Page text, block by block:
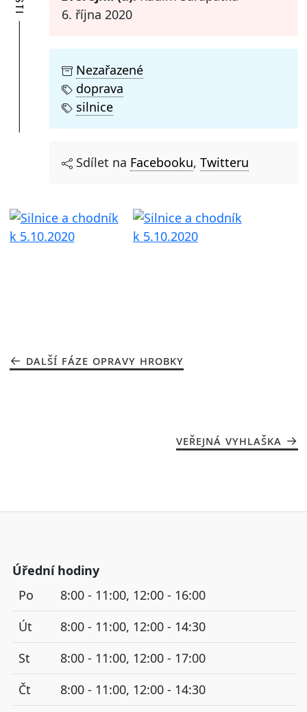
6. října 2020
Nezařazené
doprava
silnice
Sdílet na Facebooku, Twitteru
DALŠÍ FÁZE OPRAVY HROBKY
VEŘEJNÁ VYHLAŠKA
Úřední hodiny
Po
8:00 - 11:00, 12:00 - 16:00
Út
8:00 - 11:00, 12:00 - 14:30
St
8:00 - 11:00, 12:00 - 17:00
Čt
8:00 - 11:00, 12:00 - 14:30